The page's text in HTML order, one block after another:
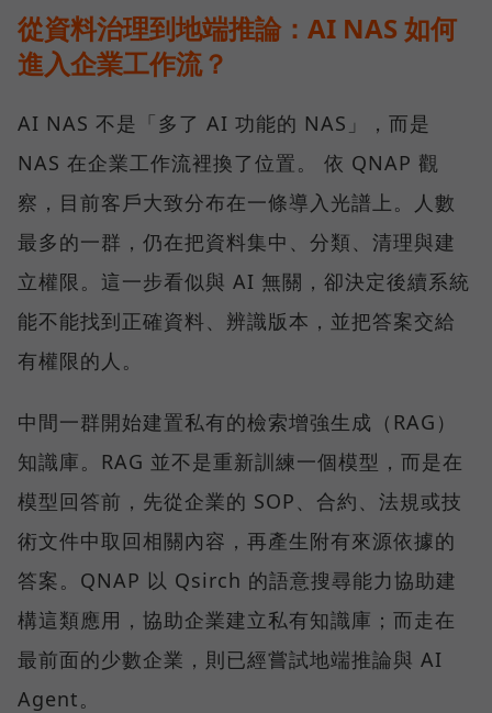
從資料治理到地端推論：AI NAS 如何
進入企業工作流？
AI NAS 不是「多了 AI 功能的 NAS」，而是
NAS 在企業工作流裡換了位置。 依 QNAP 觀
察，目前客戶大致分布在一條導入光譜上。人數
最多的一群，仍在把資料集中、分類、清理與建
立權限。這一步看似與 AI 無關，卻決定後續系統
能不能找到正確資料、辨識版本，並把答案交給
有權限的人。
中間一群開始建置私有的檢索增強生成（RAG）
知識庫。RAG 並不是重新訓練一個模型，而是在
模型回答前，先從企業的 SOP、合約、法規或技
術文件中取回相關內容，再產生附有來源依據的
答案。QNAP 以 Qsirch 的語意搜尋能力協助建
構這類應用，協助企業建立私有知識庫；而走在
最前面的少數企業，則已經嘗試地端推論與 AI
Agent。